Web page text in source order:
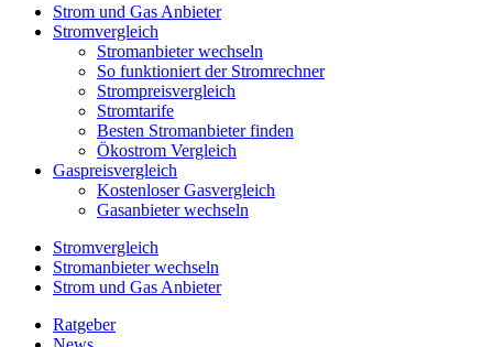
Strom und Gas Anbieter
Stromvergleich
Stromanbieter wechseln
So funktioniert der Stromrechner
Strompreisvergleich
Stromtarife
Besten Stromanbieter finden
Ökostrom Vergleich
Gaspreisvergleich
Kostenloser Gasvergleich
Gasanbieter wechseln
Stromvergleich
Stromanbieter wechseln
Strom und Gas Anbieter
Ratgeber